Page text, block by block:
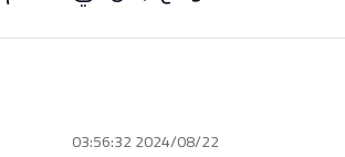
2024/08/22 03:56:32